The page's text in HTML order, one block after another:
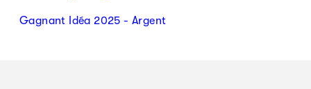
Gagnant Idéa 2025 - Argent